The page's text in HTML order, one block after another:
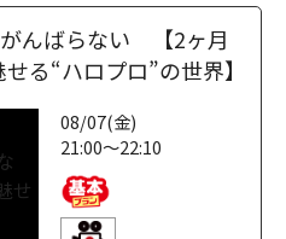
んばらない 【2ヶ月
る“ハロプロ”の世界】
08/07(金)
21:00～22:10